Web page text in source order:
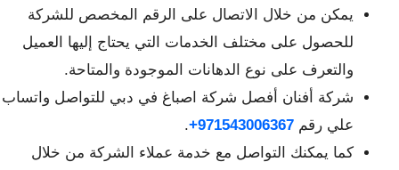
يمكن من خلال الاتصال على الرقم المخصص للشركة
للحصول على مختلف الخدمات
التي يحتاج إليها العميل
والتعرف على نوع الدهانات الموجودة والمتاحة.
شركة أفنان أفصل شركة اصباغ في دبي للتواصل واتساب
علي رقم 971543006367+
.
كما يمكنك التواصل مع خدمة عملاء الشركة من خلال